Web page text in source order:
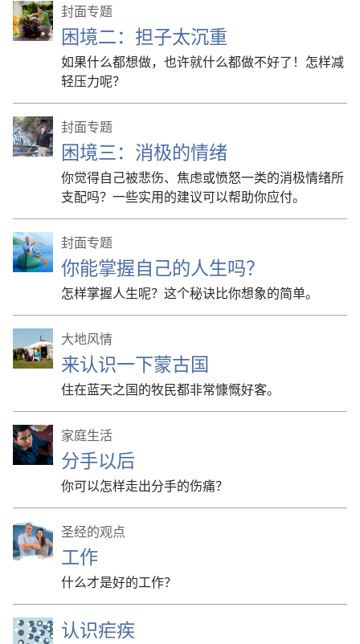
封面专题
困境二：担子太沉重
如果什么都想做，也许就什么都做不好了！怎样减
轻压力呢？
封面专题
困境三：消极的情绪
你觉得自己被悲伤、焦虑或愤怒一类的消极情绪所
支配吗？一些实用的建议可以帮助你应付。
封面专题
你能掌握自己的人生吗？
怎样掌握人生呢？这个秘诀比你想象的简单。
大地风情
来认识一下蒙古国
住在蓝天之国的牧民都非常慷慨好客。
家庭生活
分手以后
你可以怎样走出分手的伤痛？
圣经的观点
工作
什么才是好的工作？
认识疟疾